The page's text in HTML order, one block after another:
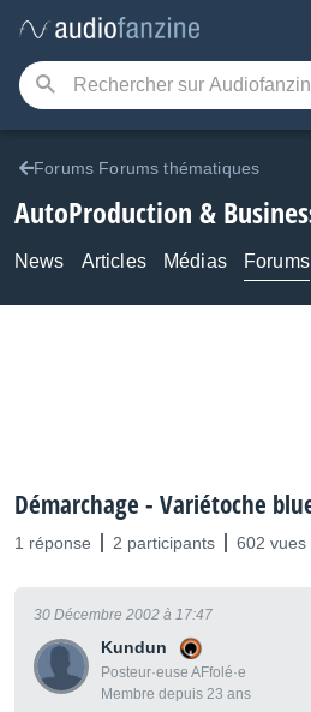
Forums Forums thématiques
AutoProduction &
News Articles Médias Forums
Démarchage - Variétoche
1 réponse 2 participants 602 vues
Kundun
Posteur·euse AFfolé·e
Membre depuis 23 ans
30 Décembre 2002 à 17:47